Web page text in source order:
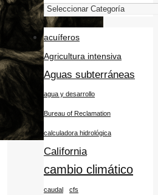
acuíferos
Agricultura intensiva
Aguas subterráneas
agua y desarrollo
Bureau of Reclamation
calculadora hidrológica
California
cambio climático
caudal cfs